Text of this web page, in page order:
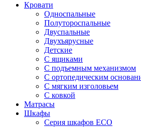
Кровати
Односпальные
Полутороспальные
Двуспальные
Двухъярусные
Детские
С ящиками
С подъемным механизмом
С ортопедическим
С мягким изголовьем
С ковкой
Матрасы
Шкафы
Серия шкафов ECO